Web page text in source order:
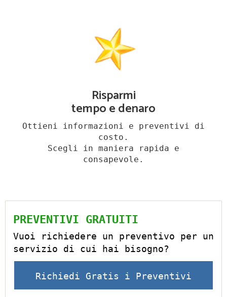
Risparmi
tempo e denaro
Ottieni informazioni e preventivi di
costo.
Scegli in maniera rapida e
consapevole.
PREVENTIVI GRATUITI
Vuoi richiedere un preventivo per un
servizio di cui hai bisogno?
Richiedi Gratis i Preventivi